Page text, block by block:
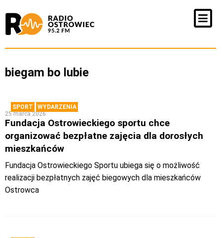
biegam bo lubie
SPORT
WYDARZENIA
25 marca 2026
Fundacja Ostrowieckiego sportu chce
organizować bezpłatne zajęcia dla dorosłych
mieszkańców
Fundacja Ostrowieckiego Sportu ubiega się o możliwość
realizacji bezpłatnych zajęć biegowych dla mieszkańców
Ostrowca